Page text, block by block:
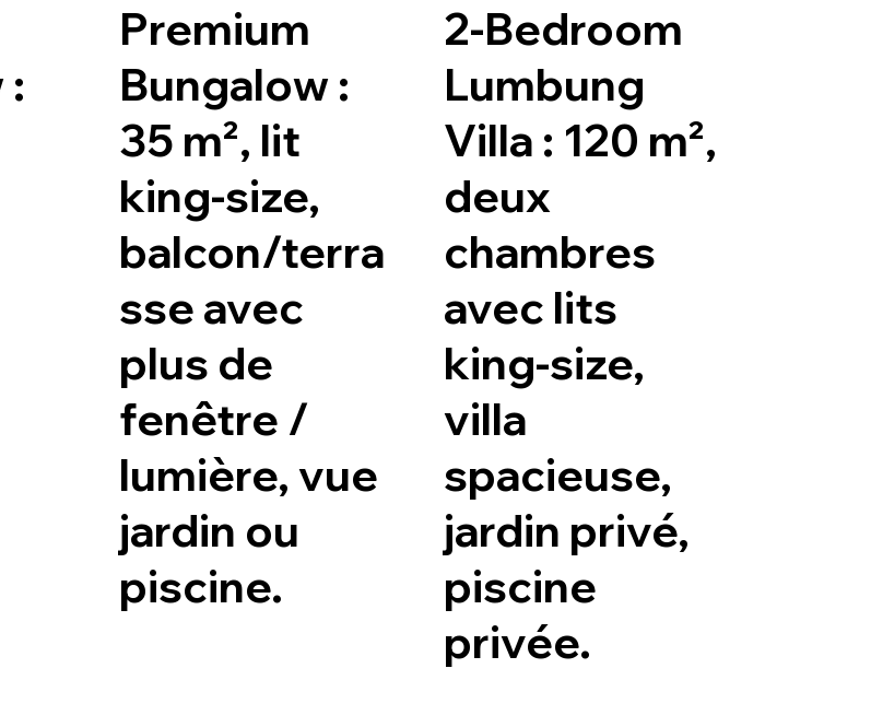
:
Premium
Bungalow :
35 m², lit
king-size,
balcon/terra
sse avec
plus de
fenêtre /
lumière, vue
jardin ou
piscine.
2-Bedroom
Lumbung
Villa : 120 m²,
deux
chambres
avec lits
king-size,
villa
spacieuse,
jardin privé,
piscine
privée.